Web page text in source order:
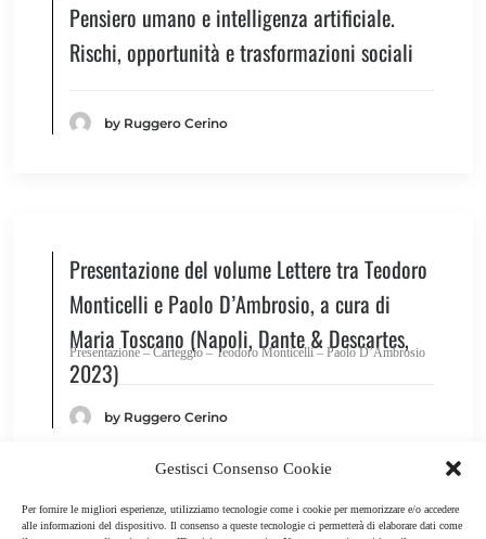
Gestisci Consenso Cookie
Per fornire le migliori esperienze, utilizziamo tecnologie come i cookie per memorizzare e/o accedere
alle informazioni del dispositivo. Il consenso a queste tecnologie ci permetterà di elaborare dati come
Pensiero umano e intelligenza artificiale.
Rischi, opportunità e trasformazioni sociali
by Ruggero Cerino
Presentazione del volume Lettere tra Teodoro
Monticelli e Paolo D’Ambrosio, a cura di
Maria Toscano (Napoli, Dante & Descartes,
2023)
Presentazione – Carteggio – Teodoro Monticelli – Paolo D’Ambrosio
by Ruggero Cerino